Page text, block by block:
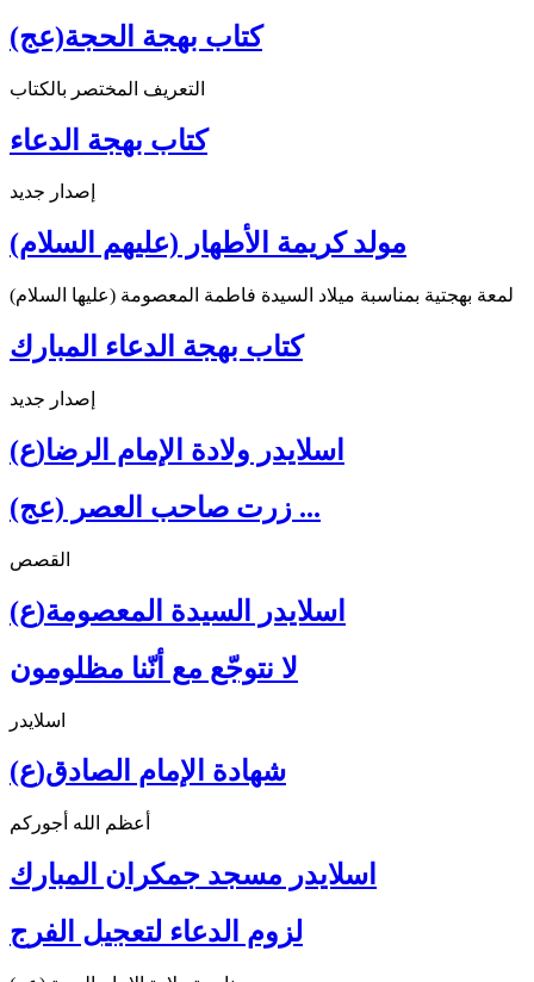
كتاب بهجة الحجة(عج)
التعريف المختصر بالكتاب
كتاب بهجة الدعاء
إصدار جديد
مولد كريمة الأطهار (عليهم السلام)
لمعة بهجتية بمناسبة ميلاد السيدة فاطمة المعصومة (عليها السلام)
كتاب بهجة الدعاء المبارك
إصدار جديد
اسلايدر ولادة الإمام الرضا(ع)
زرت صاحب العصر (عج) ...
القصص
اسلايدر السيدة المعصومة(ع)
لا نتوجّع مع أنّنا مظلومون
اسلايدر
شهادة الإمام الصادق(ع)
أعظم الله أجوركم
اسلايدر مسجد جمكران المبارك
لزوم الدعاء لتعجيل الفرج